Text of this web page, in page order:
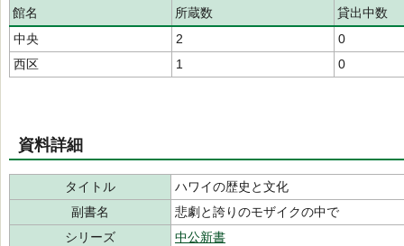
館名 所蔵数
貸出中数
中央
2
0
西区
1 0
資料詳細
タイトル
ハワイの歴史と文化
副書名
悲劇と誇りのモザイクの中で
シリーズ
中公新書